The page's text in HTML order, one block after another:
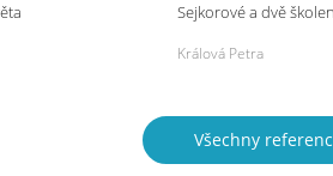
Sejkorové a dvě
doporučit,neboť mi
Králová Petra
Všechny